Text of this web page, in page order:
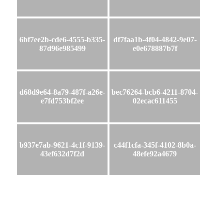
6bf7ee2b-cde6-4555-b335-
87d96e985499
df7faa1b-4f04-4842-9e07-
e0e678887b7f
d68d9e64-8a79-487f-a26e-
e7fd753bf2ee
bec76264-bcb6-4211-8704-
02ecac611455
b937e7ab-9621-4c1f-9139-
43ef632d7f2d
c44f1cfa-345f-4102-8b0a-
48efe92a4679